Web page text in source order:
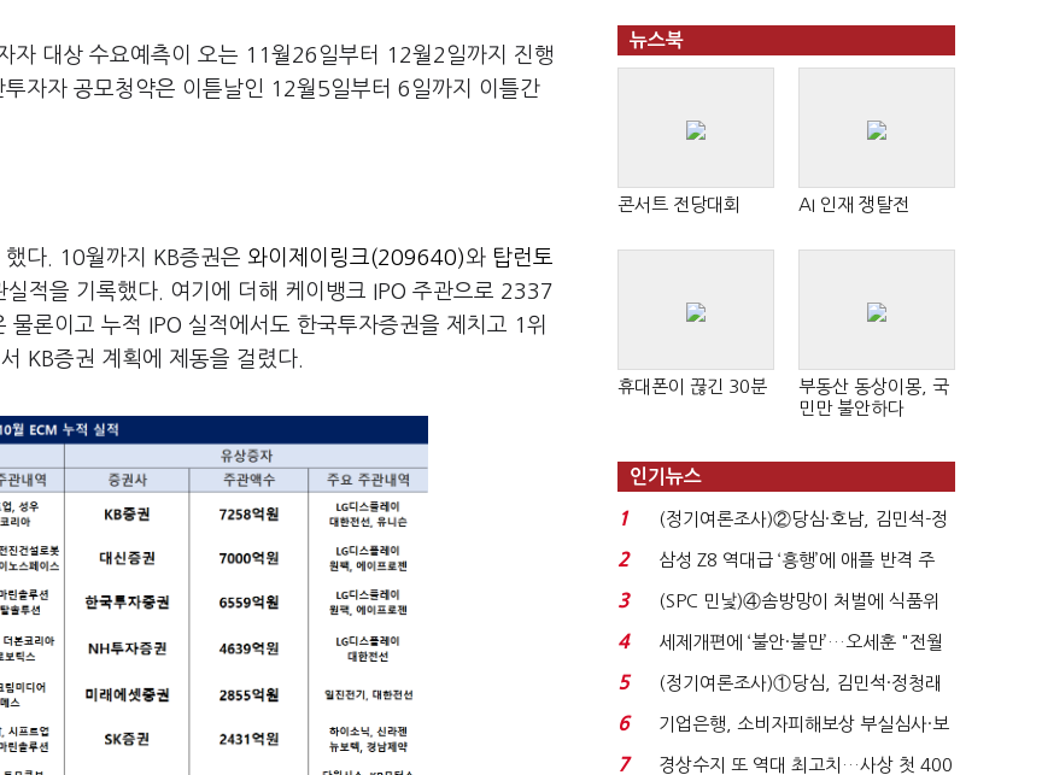
자 대상 수요예측이 오는 11월26일부터 12월2일까지 진행
자자 공모청약은 이튿날인 12월5일부터 6일까지 이틀간
다. 10월까지 KB증권은 와이제이링크(209640)와 탑런토
적을 기록했다. 여기에 더해 케이뱅크 IPO 주관으로 2337
론이고 누적 IPO 실적에서도 한국투자증권을 제치고 1위
KB증권 계획에 제동을 걸렸다.
뉴스북
콘서트 전당대회 AI 인재 쟁탈전
휴대폰이 끊긴 30분
부동산 동상이몽, 국
민만 불안하다
인기뉴스
1
(정기여론조사)②당심·호남, 김민석-정
청래 '초접전'...
2
삼성 Z8 역대급 ‘흥행’에 애플 반격 주
목…9월 ‘폴...
3
(SPC 민낯)④솜방망이 처벌에 식품위
생법 위반 반복...
4
세제개편에 ‘불안·불만’…오세훈 "전월
세 구하기 더 ...
5
(정기여론조사)①당심, 김민석·정청래
'초접전'…대통령 ...
6
기업은행, 소비자피해보상 부실심사·보
이스피싱 공시 ...
7
경상수지 또 역대 최고치…사상 첫 400